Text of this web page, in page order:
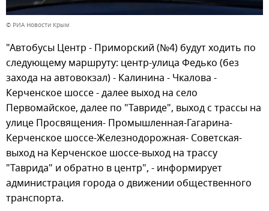
© РИА Новости Крым
"Автобусы Центр - Приморский (№4) будут ходить по
следующему маршруту: центр-улица Федько (без
захода на автовокзал) - Калинина - Чкалова -
Керченское шоссе - далее выход на село
Первомайское, далее по "Тавриде", выход с трассы на
улице Просвящения- Промышленная-Гагарина-
Керченское шоссе-Железнодорожная- Советская-
выход на Керченское шоссе-выход на трассу
"Таврида" и обратно в центр", - информирует
администрация города о движении общественного
транспорта.